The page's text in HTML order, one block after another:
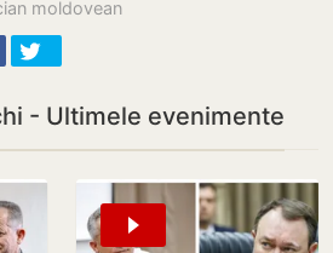
moldovean
- Ultimele evenimente